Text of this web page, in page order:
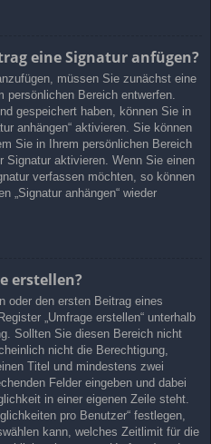
eine Signatur anfügen?
müssen Sie zunächst eine
persönlichen Bereich entwerfen.
gespeichert haben, können Sie in
anhängen“ aktivieren. Sie können
Sie in Ihrem persönlichen Bereich
Signatur aktivieren. Wenn Sie einen
verfassen möchten, so können
„Signatur anhängen“ wieder
erstellen?
oder den ersten Beitrag eines
„Umfrage erstellen“ unterhalb
Sollten Sie diesen Bereich nicht
nicht die Berechtigung,
Titel und mindestens zwei
Felder eingeben und dabei
in einer eigenen Zeile steht.
pro Benutzer“ festlegen,
kann, welches Zeitlimit für die